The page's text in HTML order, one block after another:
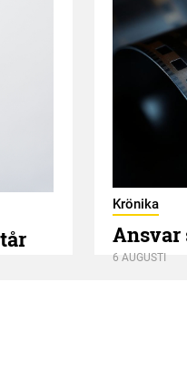
Krönika
Ansvar
6 AUGUSTI